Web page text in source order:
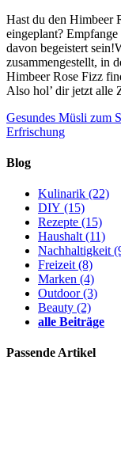
Hast du den Himbeer
eingeplant?
davon begeistert
zusammengestellt, in
Himbeer Rose Fizz
Also hol’ dir jetzt alle
Gesundes Müsli zum
Erfrischung
Blog
Kulinarik (22)
DIY (15)
Rezepte (15)
Haushalt (11)
Nachhaltigkeit
Freizeit (8)
Marken (4)
Outdoor(3)
Beauty (2)
alle Beiträge
Passende Artikel